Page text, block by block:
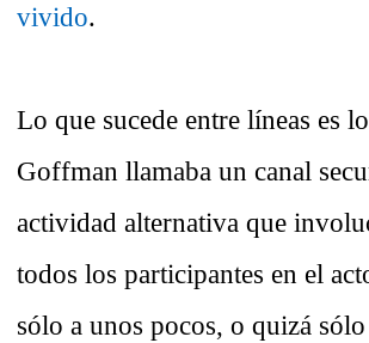
vivido.
Lo que sucede entre líneas es
Goffman llamaba un canal
actividad alternativa que
todos los participantes en el
sólo a unos pocos, o quizá